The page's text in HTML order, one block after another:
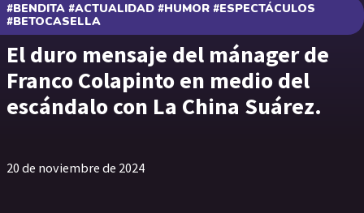
#BENDITA #ACTUALIDAD #HUMOR #ESPECTÁCULOS
#BETOCASELLA
El duro mensaje del mánager de
Franco Colapinto en medio del
escándalo con La China Suárez.
20 de noviembre de 2024